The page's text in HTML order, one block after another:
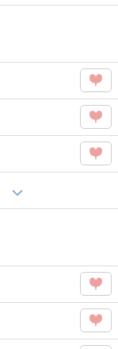
Like
この
タグ
を
Like
この
タグ
Like
この
この
タグ
この